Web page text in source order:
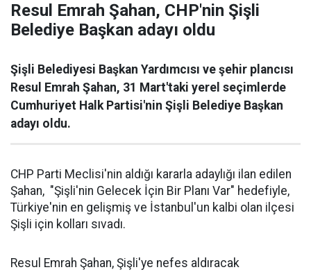
Resul Emrah Şahan, CHP'nin Şişli
Belediye Başkan adayı oldu
Şişli Belediyesi Başkan Yardımcısı ve şehir plancısı
Resul Emrah Şahan, 31 Mart'taki yerel seçimlerde
Cumhuriyet Halk Partisi'nin Şişli Belediye Başkan
adayı oldu.
CHP Parti Meclisi'nin aldığı kararla adaylığı ilan edilen
Şahan, "Şişli'nin Gelecek İçin Bir Planı Var" hedefiyle,
Türkiye'nin en gelişmiş ve İstanbul'un kalbi olan ilçesi
Şişli için kolları sıvadı.
Resul Emrah Şahan, Şişli'ye nefes aldıracak